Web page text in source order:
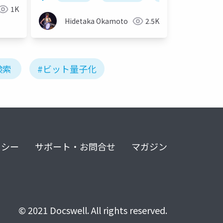
1K
Hidetaka Okamoto 2.5K
#ビット量子化
ー サポート・お問合せ マガジン
© 2021 Docswell. All rights reserved.